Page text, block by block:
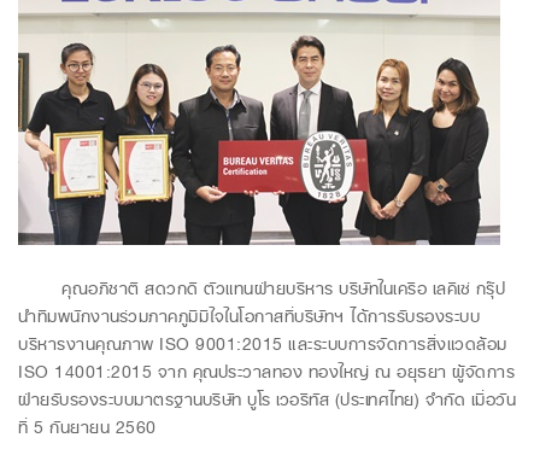
คุณอภิชาติ สดวกดี ตัวแทนฝ่ายบริหาร บริษัทในเครือ เลคิเซ่ กรุ๊ป
นำทีมพนักงานร่วมภาคภูมิมิใจในโอกาสที่บริษัทฯ ได้การรับรองระบบ
บริหารงานคุณภาพ ISO 9001:2015 และระบบการจัดการสิ่งแวดล้อม
ISO 14001:2015 จาก คุณประวาลทอง ทองใหญ่ ณ อยุธยา ผู้จัดการ
ฝ่ายรับรองระบบมาตรฐานบริษัท บูโร เวอริทัส (ประเทศไทย) จำกัด เมื่อวัน
ที่ 5 กันยายน 2560